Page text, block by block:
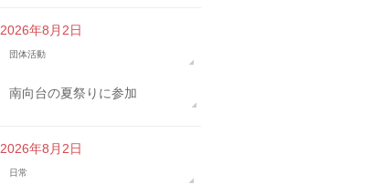
2026年8月2日
団体活動
南向台の夏祭りに参加
2026年8月2日
日常